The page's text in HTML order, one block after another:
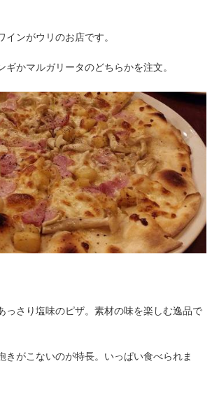
インがウリのお店です。
ギかマルガリータのどちらかを注文。
っさり塩味のピザ。素材の味を楽しむ逸品で
きがこないのが特長。いっぱい食べられま